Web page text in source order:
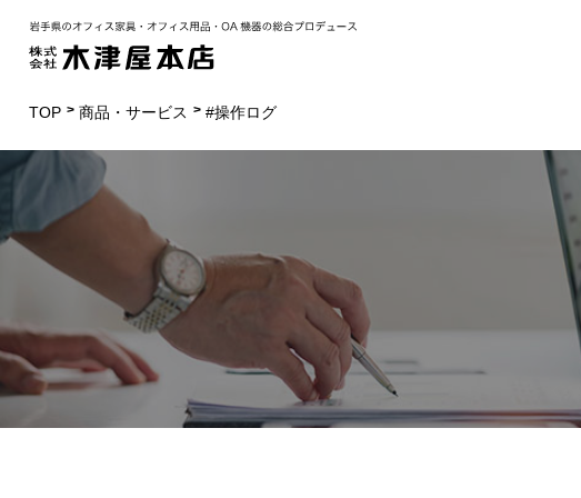
TOP 商品・サービス #操作ログ